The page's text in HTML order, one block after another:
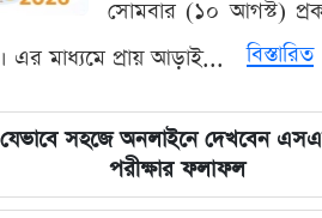
সোমবার (১০ আগস্ট)
এর মাধ্যমে প্রায় আড়াই...
বিস্তারিত
যেভাবে সহজে অনলাইনে দেখবেন
পরীক্ষার ফলাফল